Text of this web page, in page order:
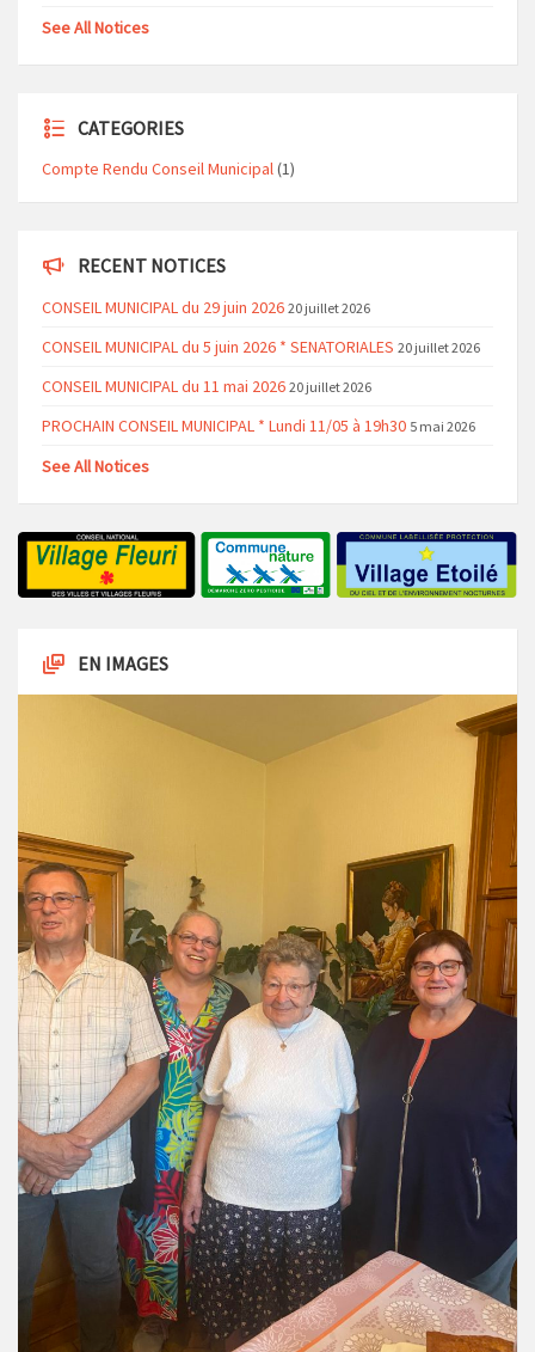
See All Notices
CATEGORIES
Compte Rendu Conseil Municipal(1)
RECENT NOTICES
CONSEIL MUNICIPAL du 29 juin 2026 20 juillet 2026
CONSEIL MUNICIPAL du 5 juin 2026 * SENATORIALES 20 juillet 2026
CONSEIL MUNICIPAL du 11 mai 2026 20 juillet 2026
PROCHAIN CONSEIL MUNICIPAL * Lundi 11/05 à 19h30 5 mai 2026
See All Notices
EN IMAGES